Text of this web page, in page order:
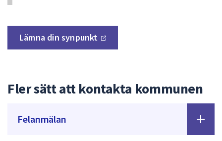
Lämna din synpunkt
Fler sätt att kontakta kommunen
Felanmälan